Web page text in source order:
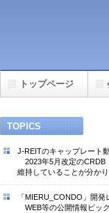
TOPICS
J-REITのキャップレート
2023年5月改定のCRDB
維持していることが分かり
「MIERU_CONDO」開発
WEB等の公開情報ビッ
トップページ